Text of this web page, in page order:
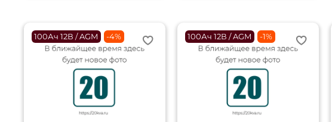
100Ач 12В / AGM -4% 100Ач 12В / AGM -1%